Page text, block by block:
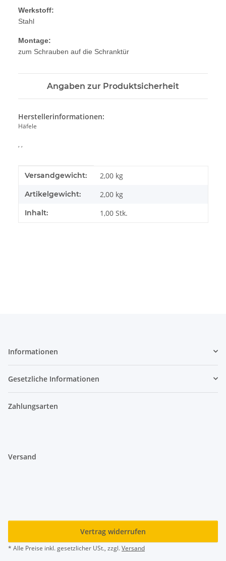
Werkstoff:
Stahl
Montage:
zum Schrauben auf die Schranktür
Angaben zur Produktsicherheit
Herstellerinformationen:
Häfele
, ,
Produkteigenschaft
Wert
Versandgewicht: 2,00 kg
Artikelgewicht: 2,00 kg
Inhalt: 1,00 Stk.
Informationen
Gesetzliche Informationen
Zahlungsarten
Versand
Vertrag widerrufen
* Alle Preise inkl. gesetzlicher USt., zzgl.Versand